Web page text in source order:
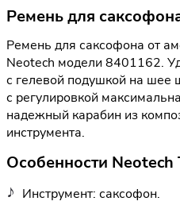
Ремень для
Ремень для саксофона от
Neotech модели 8401162.
с гелевой подушкой на
с регулировкой
надежный карабин из
инструмента.
Особенности Neotech
Инструмент: саксофон.